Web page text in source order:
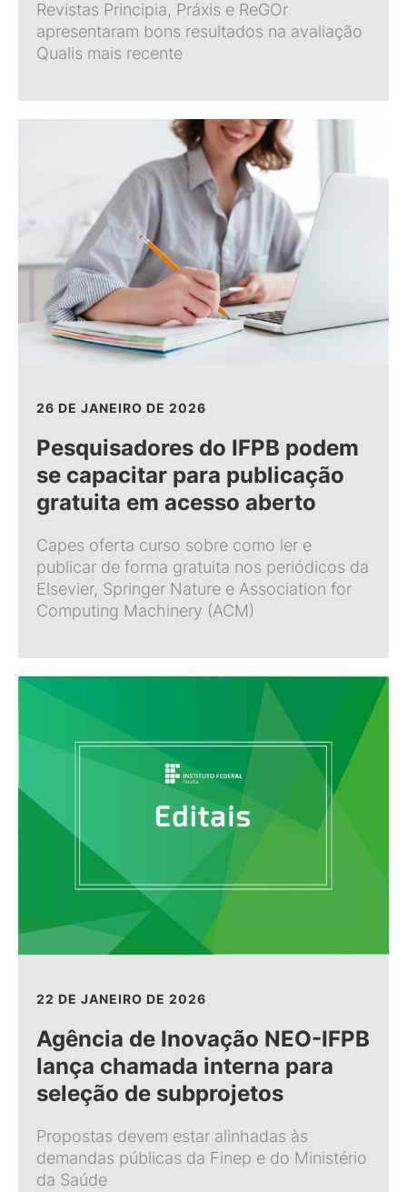
Revistas Principia, Práxis e ReGOr
apresentaram bons resultados na avaliação
Qualis mais recente
26 DE JANEIRO DE 2026
Pesquisadores do IFPB podem
se capacitar para publicação
gratuita em acesso aberto
Capes oferta curso sobre como ler e
publicar de forma gratuita nos periódicos da
Elsevier, Springer Nature e Association for
Computing Machinery (ACM)
22 DE JANEIRO DE 2026
Agência de Inovação NEO-IFPB
lança chamada interna para
seleção de subprojetos
Propostas devem estar alinhadas às
demandas públicas da Finep e do Ministério
da Saúde